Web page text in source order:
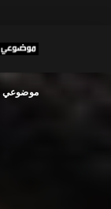
موضوعي